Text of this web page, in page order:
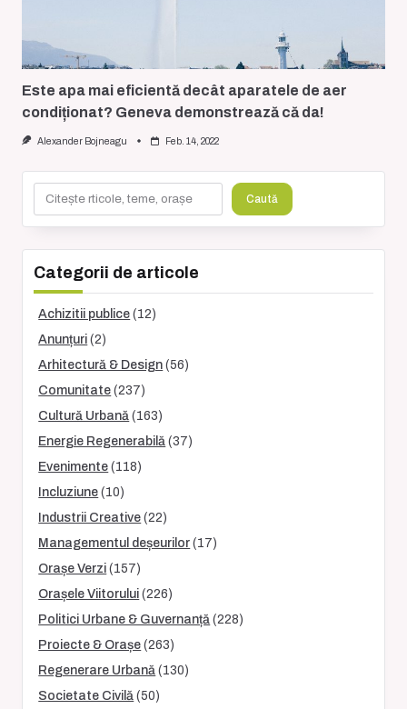
Este apa mai eficientă decât aparatele de aer
condiționat? Geneva demonstrează că da!
Alexander Bojneagu Feb. 14, 2022
Caută
Categorii de articole
Achizitii publice (12)
Anunțuri (2)
Arhitectură & Design (56)
Comunitate (237)
Cultură Urbană (163)
Energie Regenerabilă (37)
Evenimente (118)
Incluziune (10)
Industrii Creative (22)
Managementul deșeurilor (17)
Orașe Verzi (157)
Orașele Viitorului (226)
Politici Urbane & Guvernanță (228)
Proiecte & Orașe (263)
Regenerare Urbană (130)
Societate Civilă (50)